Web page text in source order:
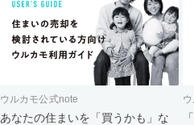
ウルカモ公式note
あなたの住まいを「買うかも」な